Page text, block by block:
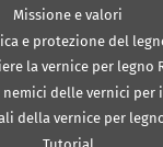
Missione e valori
e protezione del
la vernice per legno
delle vernici per
della vernice per